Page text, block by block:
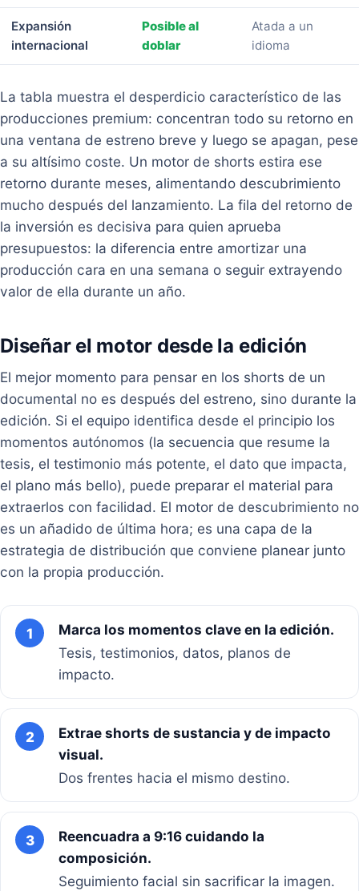
Expansión
internacional
Posible al
doblar
Atada a un
idioma
La tabla muestra el desperdicio característico de las
producciones premium: concentran todo su retorno en
una ventana de estreno breve y luego se apagan, pese
a su altísimo coste. Un motor de shorts estira ese
retorno durante meses, alimentando descubrimiento
mucho después del lanzamiento. La fila del retorno de
la inversión es decisiva para quien aprueba
presupuestos: la diferencia entre amortizar una
producción cara en una semana o seguir extrayendo
valor de ella durante un año.
Diseñar el motor desde la edición
El mejor momento para pensar en los shorts de un
documental no es después del estreno, sino durante la
edición. Si el equipo identifica desde el principio los
momentos autónomos (la secuencia que resume la
tesis, el testimonio más potente, el dato que impacta,
el plano más bello), puede preparar el material para
extraerlos con facilidad. El motor de descubrimiento no
es un añadido de última hora; es una capa de la
estrategia de distribución que conviene planear junto
con la propia producción.
1
Marca los momentos clave en la edición.
Tesis, testimonios, datos, planos de
impacto.
2
Extrae shorts de sustancia y de impacto
visual.
Dos frentes hacia el mismo destino.
3
Reencuadra a 9:16 cuidando la
composición.
Seguimiento facial sin sacrificar la imagen.